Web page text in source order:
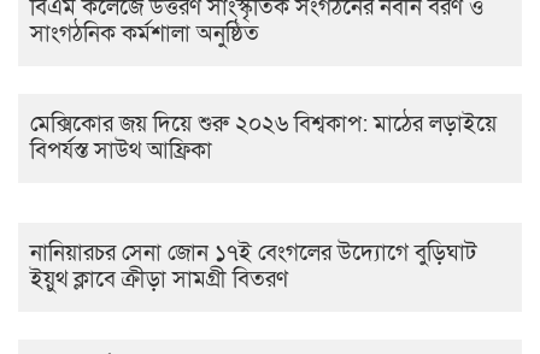
বিএম কলেজে উত্তরণ সাংস্কৃতিক সংগঠনের নবীন বরণ ও
সাংগঠনিক কর্মশালা অনুষ্ঠিত
মেক্সিকোর জয় দিয়ে শুরু ২০২৬ বিশ্বকাপ: মাঠের লড়াইয়ে
বিপর্যস্ত সাউথ আফ্রিকা
নানিয়ারচর সেনা জোন ১৭ই বেংগলের উদ্যোগে বুড়িঘাট
ইয়ুথ ক্লাবে ক্রীড়া সামগ্রী বিতরণ